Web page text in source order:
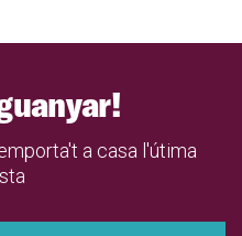
a casa l'útima